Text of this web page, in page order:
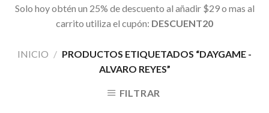
Solo hoy obtén un 25% de descuento al añadir $29 o mas al
carrito utiliza el cupón: DESCUENT20
INICIO / PRODUCTOS ETIQUETADOS “DAYGAME -
ALVARO REYES”
FILTRAR